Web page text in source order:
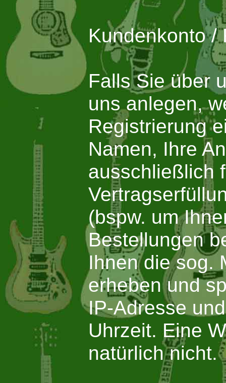
Kundenkonto /
Falls Sie über
uns anlegen,
Registrierung
Namen, Ihre
ausschließlich
(bspw. um
Bestellungen
Ihnen die sog.
erheben und
IP-Adresse
Uhrzeit. Eine
natürlich nicht.